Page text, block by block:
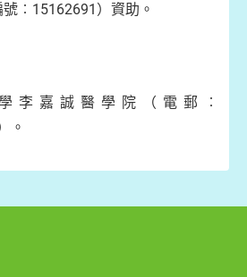
︰15162691）資助。
李嘉誠醫學院（電郵︰
。